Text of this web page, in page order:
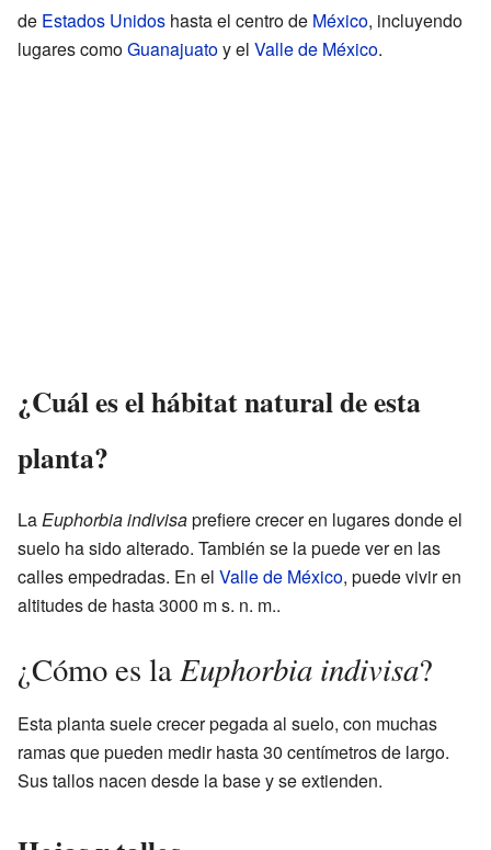
de Estados Unidos hasta el centro de México, incluyendo
lugares comoGuanajuatoy el Valle de México.
¿Cuál es el hábitat natural de esta
planta?
LaEuphorbia indivisaprefiere crecer en lugares donde el
suelo ha sido alterado. También se la puede ver en las
calles empedradas. En el Valle de México, puede vivir en
altitudes de hasta 3000 m s. n. m..
¿Cómo es la Euphorbia indivisa?
Esta planta suele crecer pegada al suelo, con muchas
ramas que pueden medir hasta 30 centímetros de largo.
Sus tallos nacen desde la base y se extienden.